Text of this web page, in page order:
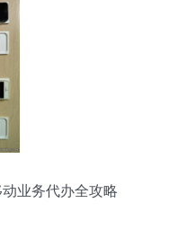
业务代办全攻略